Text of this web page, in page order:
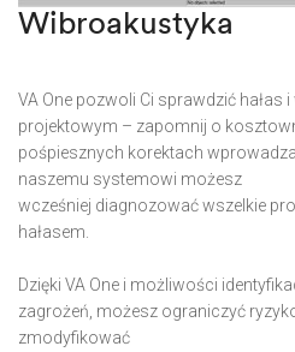
Wibroakustyka
VA One pozwoli Ci sprawdzić hałas
projektowym – zapomnij o
pośpiesznych korektach
naszemu systemowi możesz
wcześniej diagnozować wszelkie
hałasem.
Dzięki VA One i możliwości
zagrożeń, możesz ograniczyć
zmodyfikować